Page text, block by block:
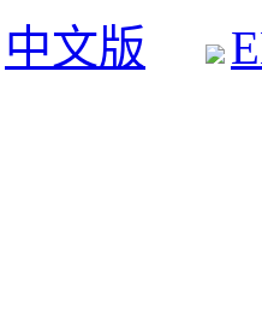
中文版